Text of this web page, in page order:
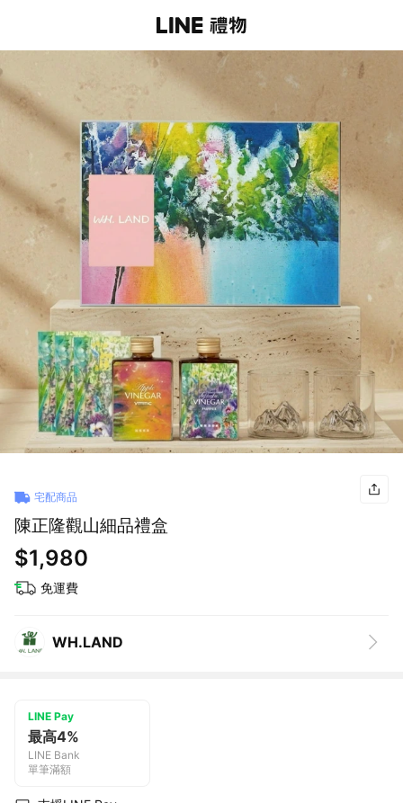
宅配商品
陳正隆觀山細品禮盒
$1,980
免運費
WH.LAND
LINE Pay
最高4%
LINE Bank
單筆滿額